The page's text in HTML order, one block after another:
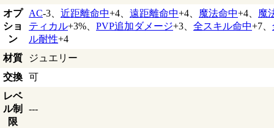
オプ
ショ
ン
AC-3、 近距離命中+4、 遠距離命中+4、 魔法命中+4、 魔
ティカル+3%、 PVP追加ダメージ+3、 全スキル命中+7、
ル耐性+4
材質
ジュエリー
交換 可
レベ
ル制
限
---